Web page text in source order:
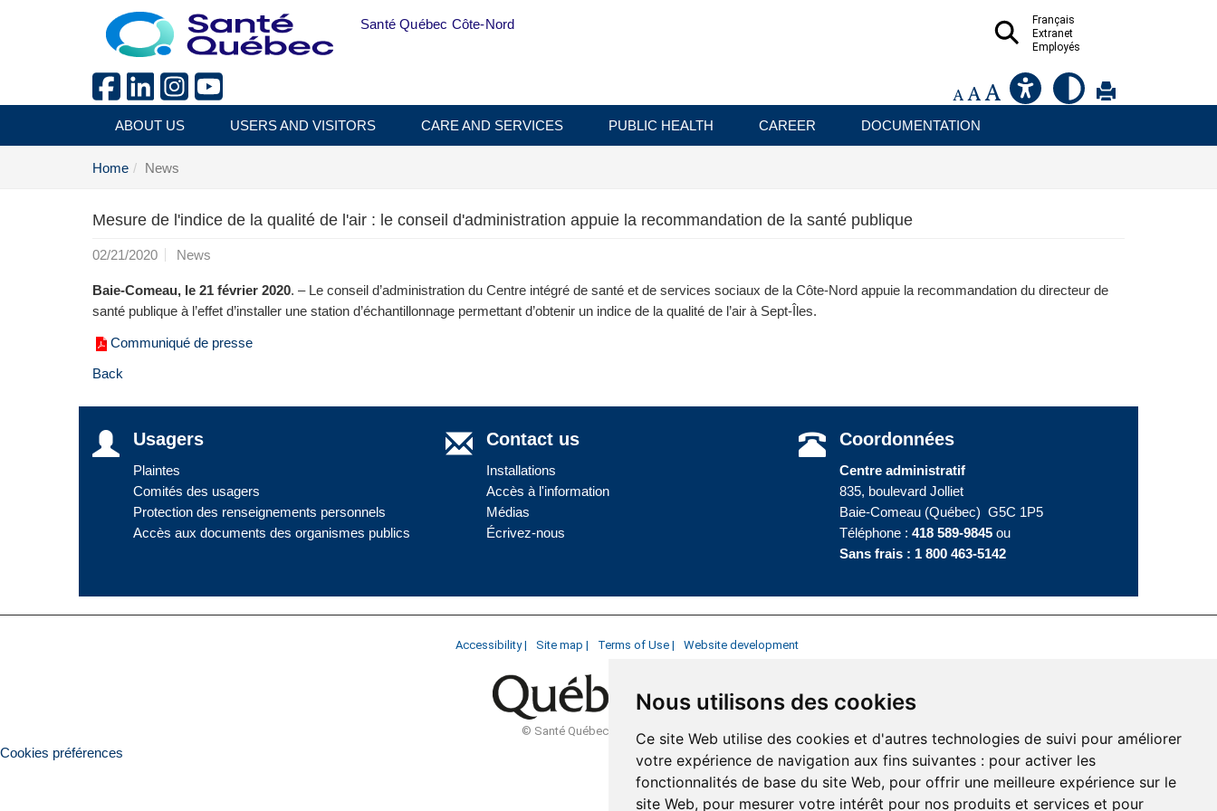
Nous utilisons des cookies
Ce site Web utilise des cookies et d'autres technologies de suivi pour améliorer
votre expérience de navigation aux fins suivantes : pour activer les
fonctionnalités de base du site Web, pour offrir une meilleure expérience sur le
site Web, pour mesurer votre intérêt pour nos produits et services et pour
Français
Extranet
Employés
Santé Québec Côte-Nord
ABOUT US USERS AND VISITORS CARE AND SERVICES PUBLIC HEALTH CAREER DOCUMENTATION
Home News
Mesure de l'indice de la qualité de l'air : le conseil d'administration appuie la recommandation de la santé publique
02/21/2020 News
Baie-Comeau, le 21 février 2020. – Le conseil d’administration du Centre intégré de santé et de services sociaux de la Côte-Nord appuie la recommandation du directeur de
santé publique à l’effet d’installer une station d’échantillonnage permettant d’obtenir un indice de la qualité de l’air à Sept-Îles.
Communiqué de presse
Back
Usagers
Plaintes
Comités des usagers
Protection des renseignements personnels
Accès aux documents des organismes publics
Contact us
Installations
Accès à l'information
Médias
Écrivez-nous
Coordonnées
Centre administratif
835, boulevard Jolliet
Baie-Comeau (Québec) G5C 1P5
Téléphone : 418 589-9845 ou
Sans frais : 1 800 463-5142
Accessibility | Site map | Terms of Use | Website development
© Santé Québec Côte-Nord, 2026
Cookies préférences